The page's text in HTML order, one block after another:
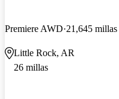
Premiere AWD 21,645 millas
Little Rock, AR
26 millas